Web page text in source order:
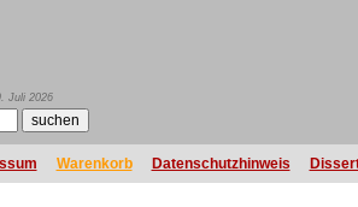
Juli 2026
Warenkorb Datenschutzhinweis